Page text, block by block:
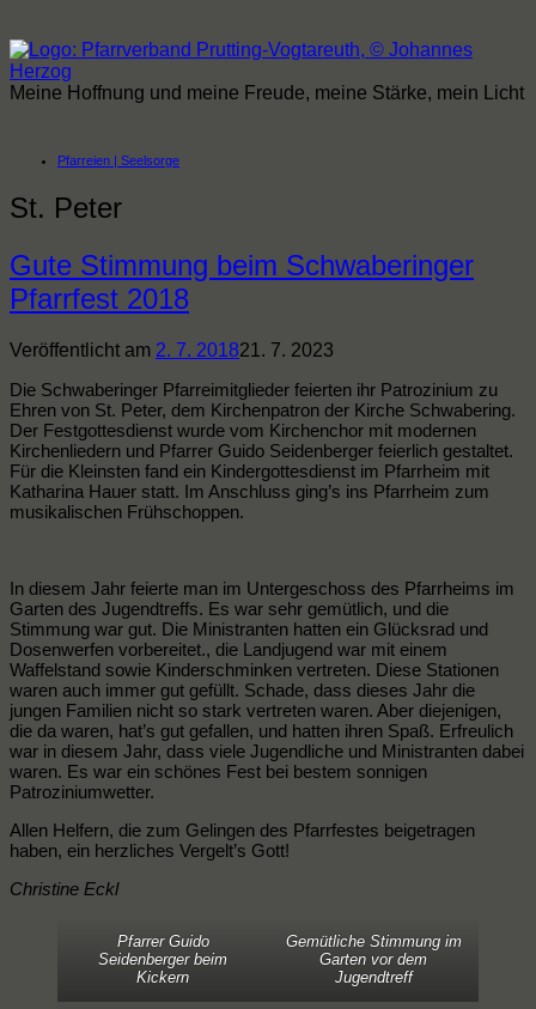
Inhalt
springen
Meine Hoffnung und meine Freude, meine Stärke, mein Licht
Pfarreien | Seelsorge
St. Peter
Gute Stimmung beim Schwaberinger
Pfarrfest 2018
Veröffentlicht am 2. 7. 201821. 7. 2023
Die Schwaberinger Pfarreimitglieder feierten ihr Patrozinium zu
Ehren von St. Peter, dem Kirchenpatron der Kirche Schwabering.
Der Festgottesdienst wurde vom Kirchenchor mit modernen
Kirchenliedern und Pfarrer Guido Seidenberger feierlich gestaltet.
Für die Kleinsten fand ein Kindergottesdienst im Pfarrheim mit
Katharina Hauer statt. Im Anschluss ging’s ins Pfarrheim zum
musikalischen Frühschoppen.
In diesem Jahr feierte man im Untergeschoss des Pfarrheims im
Garten des Jugendtreffs. Es war sehr gemütlich, und die
Stimmung war gut. Die Ministranten hatten ein Glücksrad und
Dosenwerfen vorbereitet., die Landjugend war mit einem
Waffelstand sowie Kinderschminken vertreten. Diese Stationen
waren auch immer gut gefüllt. Schade, dass dieses Jahr die
jungen Familien nicht so stark vertreten waren. Aber diejenigen,
die da waren, hat’s gut gefallen, und hatten ihren Spaß. Erfreulich
war in diesem Jahr, dass viele Jugendliche und Ministranten dabei
waren. Es war ein schönes Fest bei bestem sonnigen
Patroziniumwetter.
Allen Helfern, die zum Gelingen des Pfarrfestes beigetragen
haben, ein herzliches Vergelt’s Gott!
Christine Eckl
Pfarrer Guido
Seidenberger beim
Kickern
Gemütliche Stimmung im
Garten vor dem
Jugendtreff